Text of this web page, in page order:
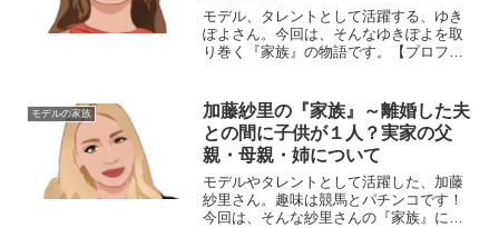
モデル、タレントとして活躍する、ゆき
ぽよさん。今回は、そんなゆきぽよを取
り巻く『家族』の物語です。【プロフィ
成８年）10月23日身長：158cm血液型：
O型◆横浜の実...
モデルの家族
加藤紗里の『家族』～離婚した夫
との間に子供が１人？実家の父
親・母親・姉について
モデルやタレントとして活躍した、加藤
紗里さん。趣味は競馬とパチンコです！
今回は、そんな紗里さんの『家族』にス